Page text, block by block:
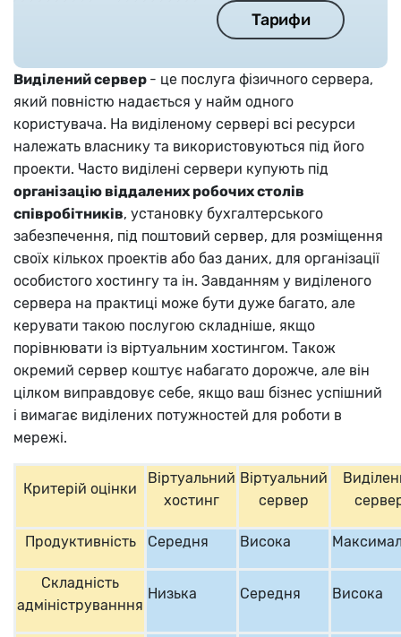
Тарифи
Виділений сервер - це послуга фізичного сервера,
який повністю надається у найм одного
користувача. На виділеному сервері всі ресурси
належать власнику та використовуються під його
проекти. Часто виділені сервери купують під
організацію віддалених робочих столів
співробітників, установку бухгалтерського
забезпечення, під поштовий сервер, для розміщення
своїх кількох проектів або баз даних, для організації
особистого хостингу та ін. Завданням у виділеного
сервера на практиці може бути дуже багато, але
керувати такою послугою складніше, якщо
порівнювати із віртуальним хостингом. Також
окремий сервер коштує набагато дорожче, але він
цілком виправдовує себе, якщо ваш бізнес успішний
і вимагає виділених потужностей для роботи в
мережі.
Критерій оцінки
Віртуальний
хостинг
Віртуальний
сервер
Продуктивність Середня Висока
Складність
адмініструванння
Низька Середня Висока